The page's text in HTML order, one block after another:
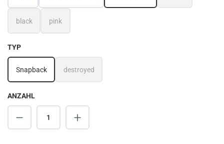
black
(Diese Option ist zurzeit nicht verfügbar.)
pink
TYPAUSWÄHLEN
Snapback destroyed
(Diese Option ist zurzeit nicht verfügbar.)
ANZAHL
Produkt Anzahl: Gib den gewünschten